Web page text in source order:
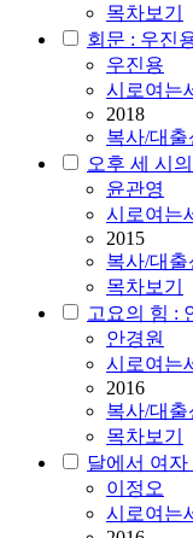
목차보기
회문 : 우진
우진용
시로여는
2018
복사/대출
오후 세 시
윤관영
시로여는
2015
복사/대출
목차보기
고요의 힘 :
안경원
시로여는
2016
복사/대출
목차보기
달에서 여
이정오
시로여는